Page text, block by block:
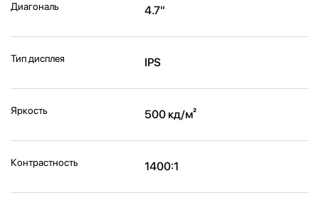
Диагональ 4.7"
Тип дисплея IPS
Яркость 500 кд/м²
Контрастность 1400:1